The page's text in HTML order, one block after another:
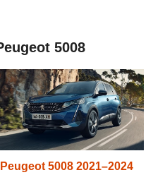
5008
Peugeot 5008 2021–2024